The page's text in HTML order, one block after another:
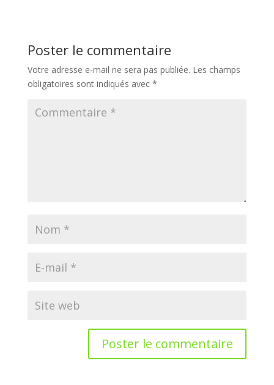
Poster le commentaire
Votre adresse e-mail ne sera pas publiée. Les champs
obligatoires sont indiqués avec *